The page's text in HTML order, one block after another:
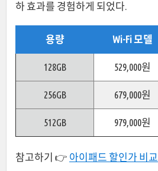
하 효과를 경험하게 되었다.
용량 Wi-Fi 모델
128GB 529,000원
256GB 679,000원
512GB 979,000원
참고하기 👉 아이패드 할인가 비교